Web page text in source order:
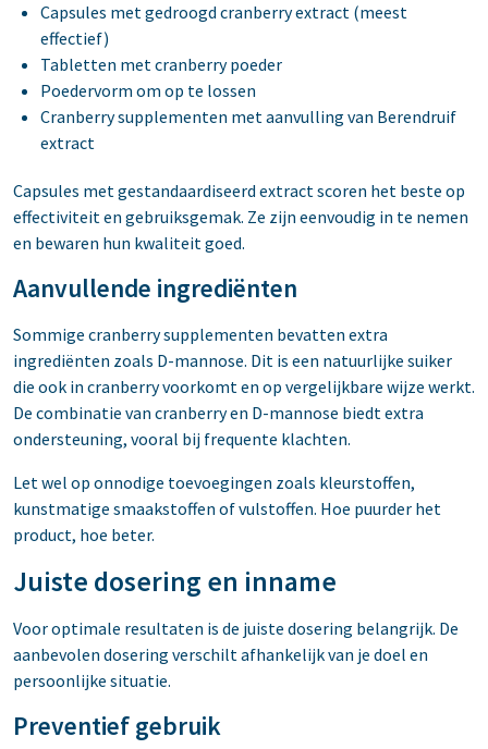
Capsules met gedroogd cranberry extract (meest
effectief)
Tabletten met cranberry poeder
Poedervorm om op te lossen
Cranberry supplementen met aanvulling van Berendruif
extract
Capsules met gestandaardiseerd extract scoren het beste op
effectiviteit en gebruiksgemak. Ze zijn eenvoudig in te nemen
en bewaren hun kwaliteit goed.
Aanvullende ingrediënten
Sommige cranberry supplementen bevatten extra
ingrediënten zoals D-mannose. Dit is een natuurlijke suiker
die ook in cranberry voorkomt en op vergelijkbare wijze werkt.
De combinatie van cranberry en D-mannose biedt extra
ondersteuning, vooral bij frequente klachten.
Let wel op onnodige toevoegingen zoals kleurstoffen,
kunstmatige smaakstoffen of vulstoffen. Hoe puurder het
product, hoe beter.
Juiste dosering en inname
Voor optimale resultaten is de juiste dosering belangrijk. De
aanbevolen dosering verschilt afhankelijk van je doel en
persoonlijke situatie.
Preventief gebruik